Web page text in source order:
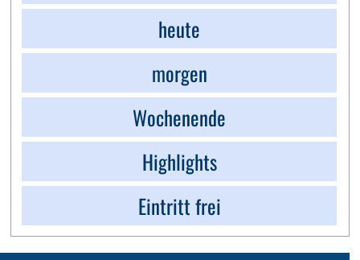
heute
morgen
Wochenende
Highlights
Eintritt frei